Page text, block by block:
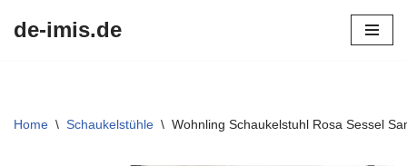
de-imis.de
Home \ Schaukelstühle \ Wohnling Schaukelstuhl Rosa Sessel